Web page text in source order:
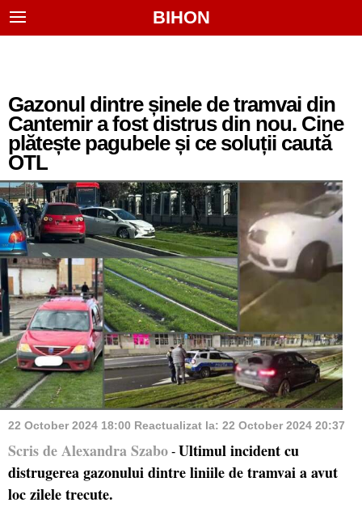
BIHON
Gazonul dintre șinele de tramvai din
Cantemir a fost distrus din nou. Cine
plătește pagubele și ce soluții caută
OTL
22 October 2024 18:00 Reactualizat la: 22 October 2024 20:37
Scris de Alexandra Szabo - Ultimul incident cu
distrugerea gazonului dintre liniile de tramvai a avut
loc zilele trecute.